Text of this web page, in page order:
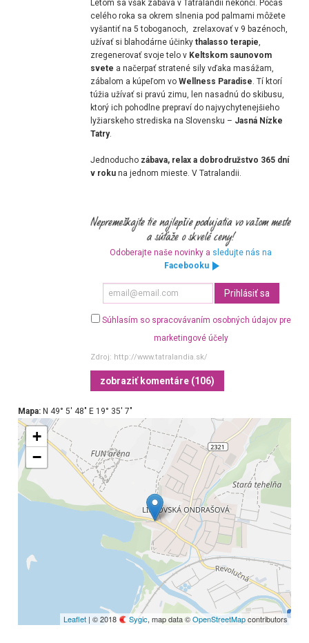
Letom sa však zábava v Tatralandii nekončí. Počas
celého roka sa okrem slnenia pod palmami môžete
vyšantiť na 5 toboganoch, zrelaxovať v 9 bazénoch,
užívať si blahodárne účinkythalasso terapie,
zregenerovať svoje telo v Keltskom saunovom
svete a načerpať stratené sily vďaka masážam,
zábalom a kúpeľom voWellness Paradise. Tí ktorí
túžia užívať si pravú zimu, len nasadnú do skibusu,
ktorý ich pohodlne prepraví do najvychytenejšieho
lyžiarskeho strediska na Slovensku – Jasná Nízke
Tatry.
Jednoducho zábava, relax a dobrodružstvo 365 dní
v roku na jednom mieste. V Tatralandii.
Odoberajte naše novinky a sledujte nás na
Facebooku
Súhlasím so spracovávaním osobných údajov pre
marketingové účely
Zdroj: http://www.tatralandia.sk/
zobraziť komentáre (106)
Mapa:N 49° 5′ 48″ E 19° 35′ 7″
+
−
Leaflet | © 2018 Sygic, map data ©OpenStreetMapcontributors